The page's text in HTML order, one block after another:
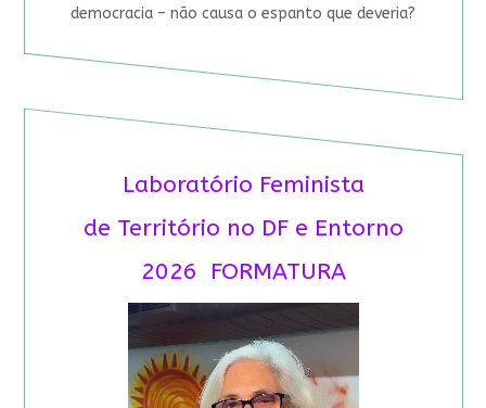
democracia – não causa o espanto que deveria?
Laboratório Feminista
de Território no DF e Entorno
2026 FORMATURA